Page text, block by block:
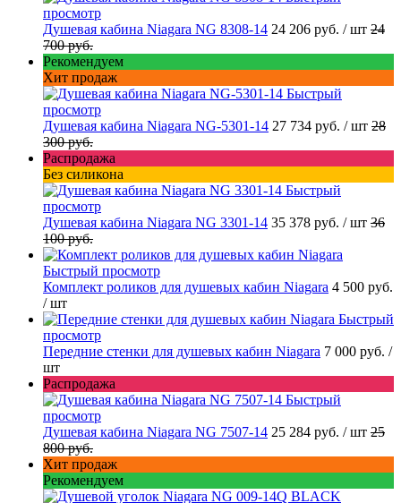
просмотр
Душевая кабина Niagara NG 8308-14 24 206 руб. / шт 24
700 руб.
Рекомендуем
Хит продаж
Быстрый
просмотр
Душевая кабина Niagara NG-5301-14 27 734 руб. / шт 28
300 руб.
Распродажа
Без силикона
Быстрый
просмотр
Душевая кабина Niagara NG 3301-14 35 378 руб. / шт 36
100 руб.
Быстрый просмотр
Комплект роликов для душевых кабин Niagara 4 500 руб.
/ шт
Быстрый
просмотр
Передние стенки для душевых кабин Niagara 7 000 руб. /
шт
Распродажа
Быстрый
просмотр
Душевая кабина Niagara NG 7507-14 25 284 руб. / шт 25
800 руб.
Хит продаж
Рекомендуем